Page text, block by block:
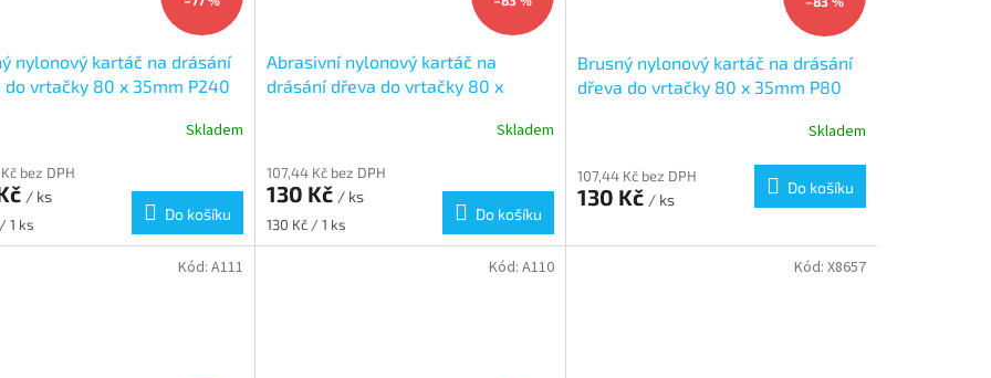
nylonový kartáč na drásání
do vrtačky 80 x 35mm P240
Skladem
bez DPH
/ ks
1 ks
Do košíku
Abrasivní nylonový kartáč na
drásání dřeva do vrtačky 80 x
Skladem
107,44 Kč bez DPH
130 Kč / ks
Měrná
cena:
130 Kč / 1 ks
Do košíku
Brusný nylonový kartáč na drásání
dřeva do vrtačky 80 x 35mm P80
Skladem
107,44 Kč bez DPH
130 Kč / ks
Do košíku
Kód: A111 Kód: A110 Kód: X8657